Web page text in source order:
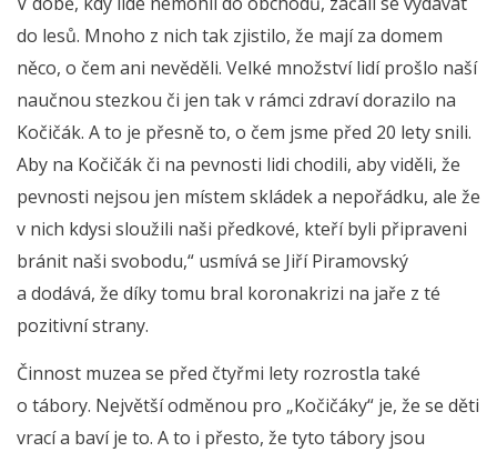
do lesů. Mnoho z nich tak zjistilo, že mají za domem
něco, o čem ani nevěděli. Velké množství lidí prošlo naší
naučnou stezkou či jen tak v rámci zdraví dorazilo na
Kočičák. A to je přesně to, o čem jsme před 20 lety snili.
Aby na Kočičák či na pevnosti lidi chodili, aby viděli, že
pevnosti nejsou jen místem skládek a nepořádku, ale že
v nich kdysi sloužili naši předkové, kteří byli připraveni
bránit naši svobodu,“ usmívá se Jiří Piramovský
a dodává, že díky tomu bral koronakrizi na jaře z té
pozitivní strany.
Činnost muzea se před čtyřmi lety rozrostla také
o tábory. Největší odměnou pro „Kočičáky“ je, že se děti
vrací a baví je to. A to i přesto, že tyto tábory jsou